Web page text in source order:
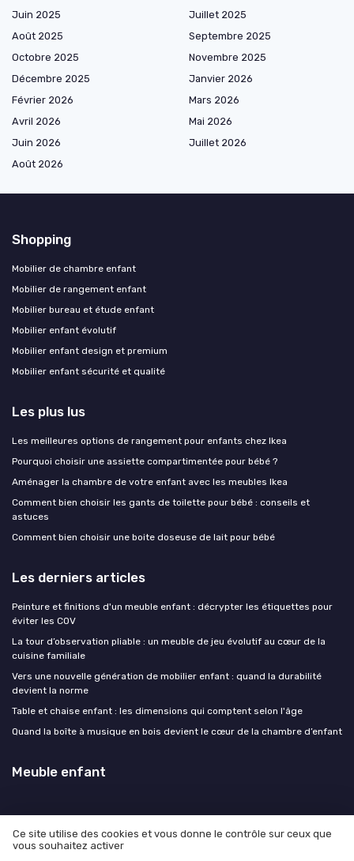
Juin 2025
Juillet 2025
Août 2025
Septembre 2025
Octobre 2025
Novembre 2025
Décembre 2025
Janvier 2026
Février 2026
Mars 2026
Avril 2026
Mai 2026
Juin 2026
Juillet 2026
Août 2026
Shopping
Mobilier de chambre enfant
Mobilier de rangement enfant
Mobilier bureau et étude enfant
Mobilier enfant évolutif
Mobilier enfant design et premium
Mobilier enfant sécurité et qualité
Les plus lus
Les meilleures options de rangement pour enfants chez Ikea
Pourquoi choisir une assiette compartimentée pour bébé ?
Aménager la chambre de votre enfant avec les meubles Ikea
Comment bien choisir les gants de toilette pour bébé : conseils et
astuces
Comment bien choisir une boite doseuse de lait pour bébé
Les derniers articles
Peinture et finitions d'un meuble enfant : décrypter les étiquettes pour
éviter les COV
La tour d’observation pliable : un meuble de jeu évolutif au cœur de la
cuisine familiale
Vers une nouvelle génération de mobilier enfant : quand la durabilité
devient la norme
Table et chaise enfant : les dimensions qui comptent selon l'âge
Quand la boîte à musique en bois devient le cœur de la chambre d’enfant
Meuble enfant
Mentions légales
Ce site utilise des cookies et vous donne le contrôle sur ceux que
vous souhaitez activer